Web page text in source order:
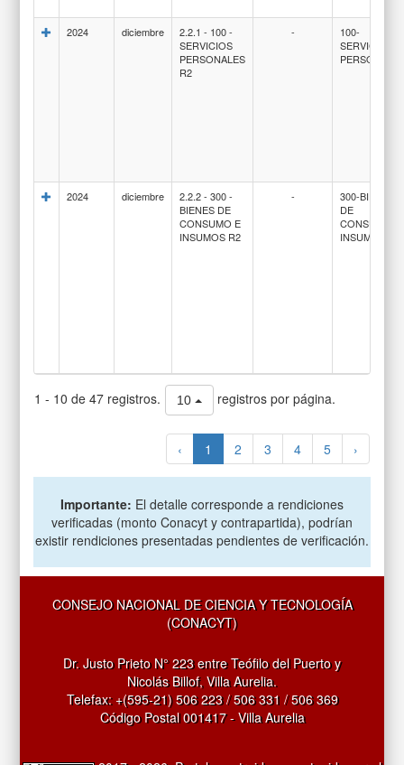
2024 diciembre
2.2.1 - 100 -
SERVICIOS
PERSONALES
R2
-
100-
SERVICIOS
2024 diciembre
2.2.2 - 300 -
BIENES DE
CONSUMO E
INSUMOS R2
-
300-BIENES
DE
CONSUMO E
INSUMOS
1 - 10 de 47 registros. 10 registros por página.
‹ 1 2 3 4 5 ›
Importante: El detalle corresponde a rendiciones
verificadas (monto Conacyt y contrapartida), podrían
existir rendiciones presentadas pendientes de verificación.
CONSEJO NACIONAL DE CIENCIA Y TECNOLOGÍA
(CONACYT)
Dr. Justo Prieto N° 223 entre Teófilo del Puerto y
Nicolás Billof, Villa Aurelia.
Telefax: +(595-21) 506 223 / 506 331 / 506 369
Código Postal 001417 - Villa Aurelia